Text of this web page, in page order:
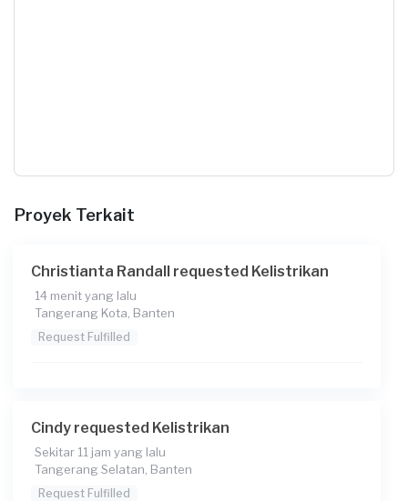
Proyek Terkait
Christianta Randall requested Kelistrikan
14 menit yang lalu
Tangerang Kota, Banten
Request Fulfilled
Cindy requested Kelistrikan
Sekitar 11 jam yang lalu
Tangerang Selatan, Banten
Request Fulfilled